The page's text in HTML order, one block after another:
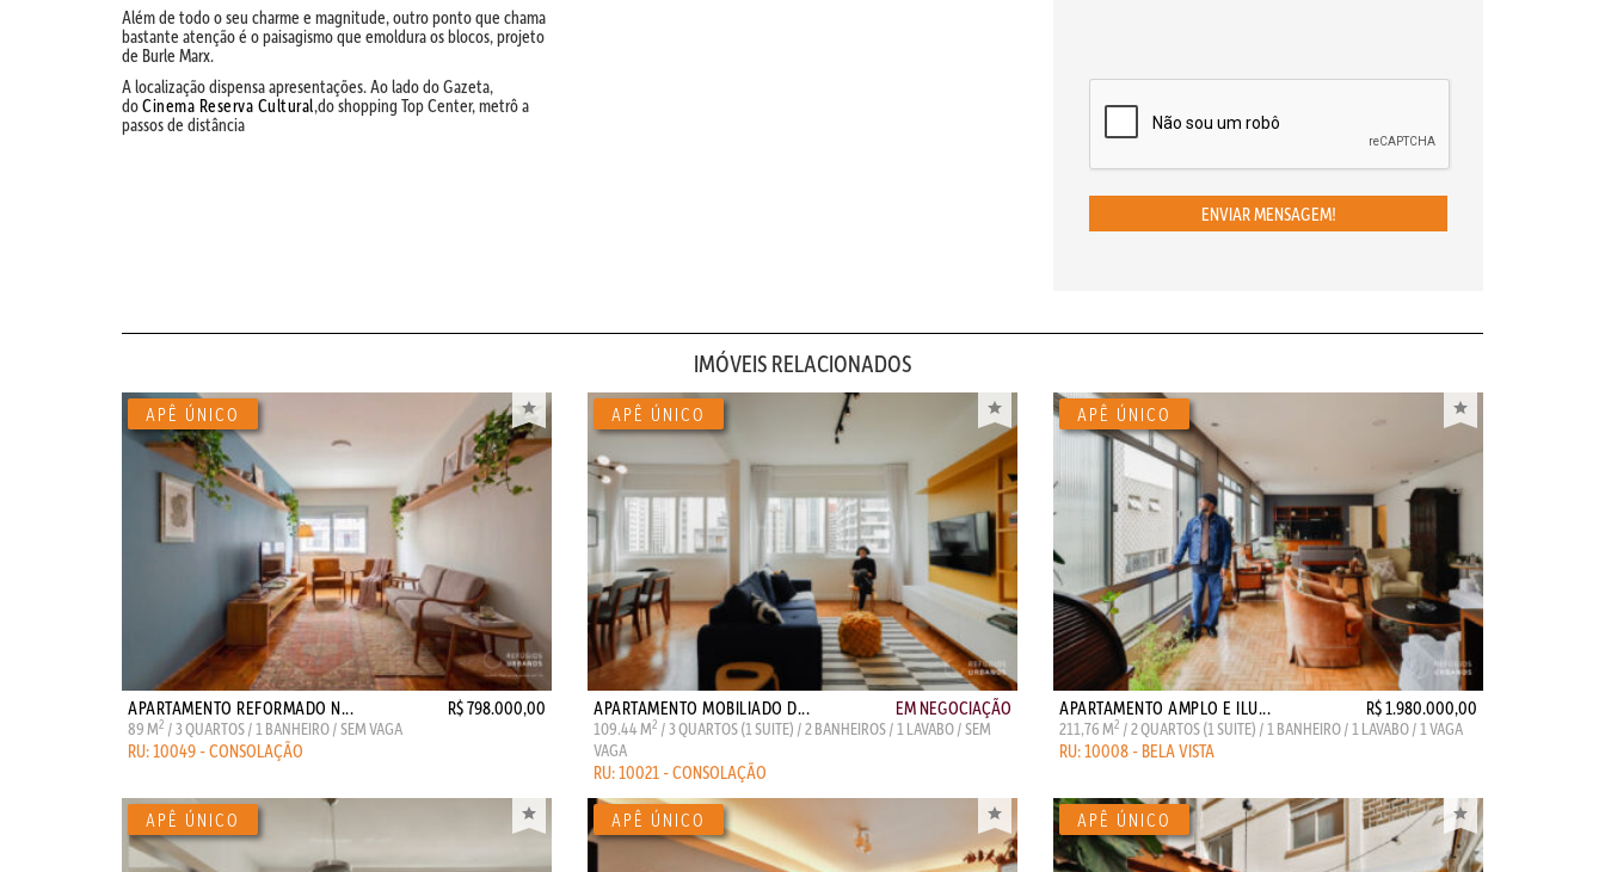
Além de todo o seu charme e magnitude, outro ponto que chama
bastante atenção é o paisagismo que emoldura os blocos, projeto
de Burle Marx.
A localização dispensa apresentações. Ao lado do Gazeta,
doCinema Reserva Cultural,do shopping Top Center, metrô a
passos de distância
ENVIAR MENSAGEM!
IMÓVEIS RELACIONADOS
APARTAMENTO REFORMADO N... R$ 798.000,00
89 M2 / 3 QUARTOS / 1 BANHEIRO / SEM VAGA
RU: 10049 - CONSOLAÇÃO
APARTAMENTO MOBILIADO D... EM NEGOCIAÇÃO
109.44 M2 / 3 QUARTOS (1 SUITE) / 2 BANHEIROS / 1 LAVABO / SEM
VAGA
RU: 10021 - CONSOLAÇÃO
APARTAMENTO AMPLO E ILU... R$ 1.980.000,00
211,76 M2 / 2 QUARTOS (1 SUITE) / 1 BANHEIRO / 1 LAVABO / 1 VAGA
RU: 10008 - BELA VISTA